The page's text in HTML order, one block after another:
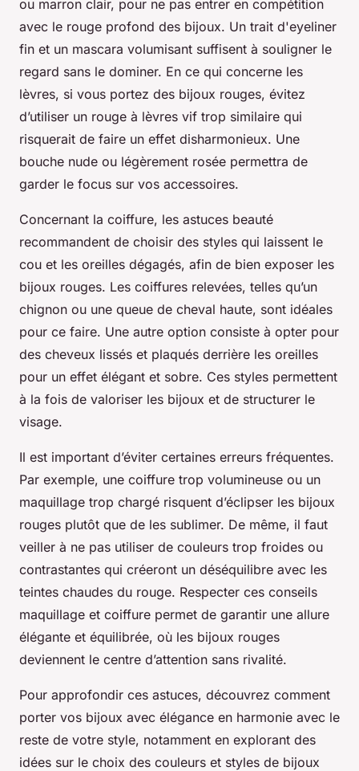
ou marron clair, pour ne pas entrer en compétition
avec le rouge profond des bijoux. Un trait d'eyeliner
fin et un mascara volumisant suffisent à souligner le
regard sans le dominer. En ce qui concerne les
lèvres, si vous portez des bijoux rouges, évitez
d’utiliser un rouge à lèvres vif trop similaire qui
risquerait de faire un effet disharmonieux. Une
bouche nude ou légèrement rosée permettra de
garder le focus sur vos accessoires.
Concernant la coiffure, les astuces beauté
recommandent de choisir des styles qui laissent le
cou et les oreilles dégagés, afin de bien exposer les
bijoux rouges. Les coiffures relevées, telles qu’un
chignon ou une queue de cheval haute, sont idéales
pour ce faire. Une autre option consiste à opter pour
des cheveux lissés et plaqués derrière les oreilles
pour un effet élégant et sobre. Ces styles permettent
à la fois de valoriser les bijoux et de structurer le
visage.
Il est important d’éviter certaines erreurs fréquentes.
Par exemple, une coiffure trop volumineuse ou un
maquillage trop chargé risquent d’éclipser les bijoux
rouges plutôt que de les sublimer. De même, il faut
veiller à ne pas utiliser de couleurs trop froides ou
contrastantes qui créeront un déséquilibre avec les
teintes chaudes du rouge. Respecter ces conseils
maquillage et coiffure permet de garantir une allure
élégante et équilibrée, où les bijoux rouges
deviennent le centre d’attention sans rivalité.
Pour approfondir ces astuces, découvrez comment
porter vos bijoux avec élégance en harmonie avec le
reste de votre style, notamment en explorant des
idées sur le choix des couleurs et styles de bijoux